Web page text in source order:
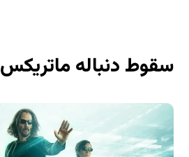
سقوط دنباله ماتریکس